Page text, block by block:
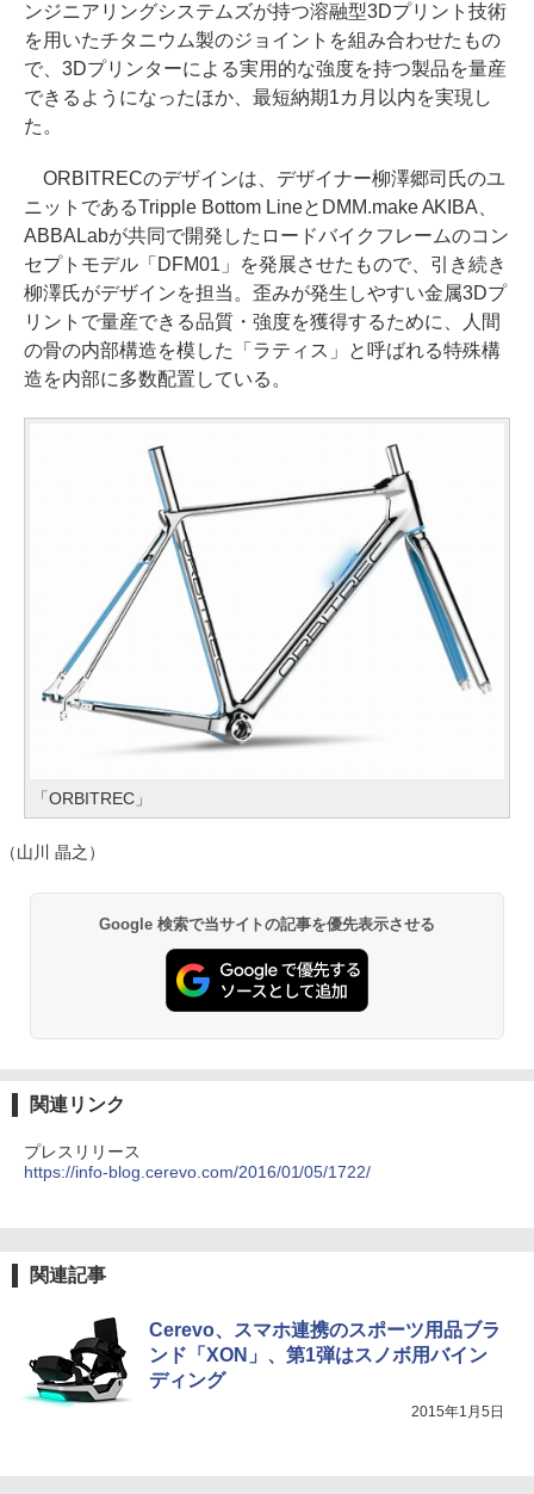
ンジニアリングシステムズが持つ溶融型3Dプリント技術
を用いたチタニウム製のジョイントを組み合わせたもの
で、3Dプリンターによる実用的な強度を持つ製品を量産
できるようになったほか、最短納期1カ月以内を実現し
た。
ORBITRECのデザインは、デザイナー柳澤郷司氏のユ
ニットであるTripple Bottom LineとDMM.make AKIBA、
ABBALabが共同で開発したロードバイクフレームのコン
セプトモデル「DFM01」を発展させたもので、引き続き
柳澤氏がデザインを担当。歪みが発生しやすい金属3Dプ
リントで量産できる品質・強度を獲得するために、人間
の骨の内部構造を模した「ラティス」と呼ばれる特殊構
造を内部に多数配置している。
「ORBITREC」
（山川 晶之）
Google 検索で当サイトの記事を優先表示させる
関連リンク
プレスリリース
https://info-blog.cerevo.com/2016/01/05/1722/
関連記事
Cerevo、スマホ連携のスポーツ用品ブラ
ンド「XON」、第1弾はスノボ用バイン
ディング
2015年1月5日